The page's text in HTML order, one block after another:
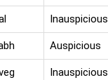
Inauspicious
Auspicious
Inauspicious